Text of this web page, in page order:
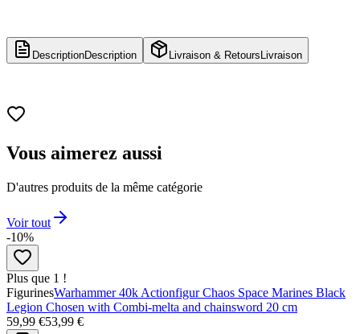
DescriptionDescription Livraison & Retours Livraison
Vous aimerez aussi
D'autres produits de la même catégorie
Voir tout
-10%
Plus que 1 !
FigurinesWarhammer 40k Actionfigur Chaos Space Marines Black
Legion Chosen with Combi-melta and chainsword 20 cm
59,99 €53,99 €